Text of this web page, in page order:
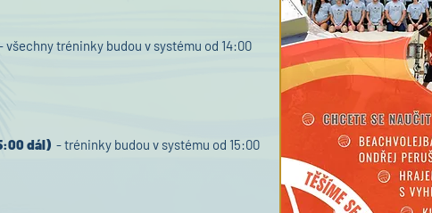
tréninky budou v systému od 14:00
dál) - tréninky budou v systému od 15:00